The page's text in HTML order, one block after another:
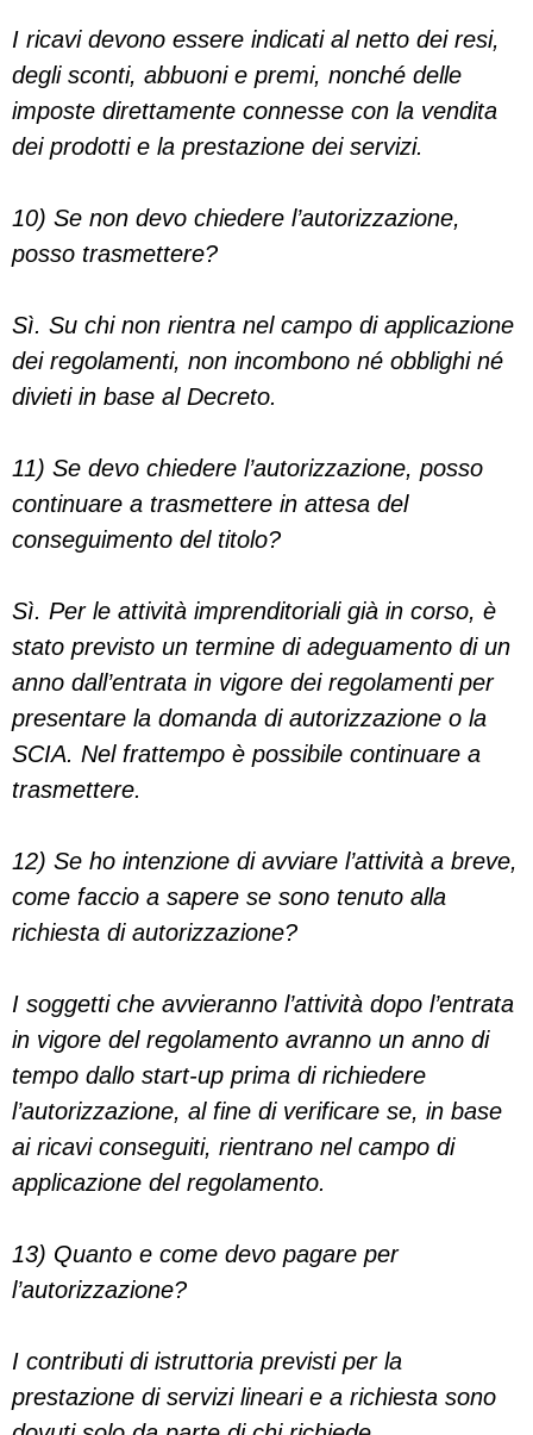
I ricavi devono essere indicati al netto dei resi,
degli sconti, abbuoni e premi, nonché delle
imposte direttamente connesse con la vendita
dei prodotti e la prestazione dei servizi.
10) Se non devo chiedere l’autorizzazione,
posso trasmettere?
Sì. Su chi non rientra nel campo di applicazione
dei regolamenti, non incombono né obblighi né
divieti in base al Decreto.
11) Se devo chiedere l’autorizzazione, posso
continuare a trasmettere in attesa del
conseguimento del titolo?
Sì. Per le attività imprenditoriali già in corso, è
stato previsto un termine di adeguamento di un
anno dall’entrata in vigore dei regolamenti per
presentare la domanda di autorizzazione o la
SCIA. Nel frattempo è possibile continuare a
trasmettere.
12) Se ho intenzione di avviare l’attività a breve,
come faccio a sapere se sono tenuto alla
richiesta di autorizzazione?
I soggetti che avvieranno l’attività dopo l’entrata
in vigore del regolamento avranno un anno di
tempo dallo start-up prima di richiedere
l’autorizzazione, al fine di verificare se, in base
ai ricavi conseguiti, rientrano nel campo di
applicazione del regolamento.
13) Quanto e come devo pagare per
l’autorizzazione?
I contributi di istruttoria previsti per la
prestazione di servizi lineari e a richiesta sono